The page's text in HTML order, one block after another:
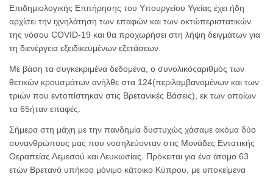
Επιδημιολογικής Επιτήρησης του Υπουργείου Υγείας έχει ήδη
αρχίσει την ιχνηλάτηση των επαφών και των οκτώπεριστατικών
της νόσου COVID-19 και θα προχωρήσει στη λήψη δειγμάτων για
τη διενέργεια εξειδικευμένων εξετάσεων.
Με βάση τα συγκεκριμένα δεδομένα, ο συνολικόςαριθμός των
θετικών κρουσμάτων ανήλθε στα 124(περιλαμβανομένων και των
τριών που εντοπίστηκαν στις Βρετανικές Βάσεις), εκ των οποίων
τα 65ήταν επαφές.
Σήμερα στη μάχη με την πανδημία δυστυχώς χάσαμε ακόμα δύο
συνανθρώπους μας που νοσηλεύονταν στις Μονάδες Εντατικής
Θεραπείας Λεμεσού και Λευκωσίας. Πρόκειται για ένα άτομο 63
ετών Βρετανό υπήκοο μόνιμο κάτοικο Κύπρου, με υποκείμενα